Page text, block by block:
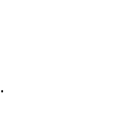
casa